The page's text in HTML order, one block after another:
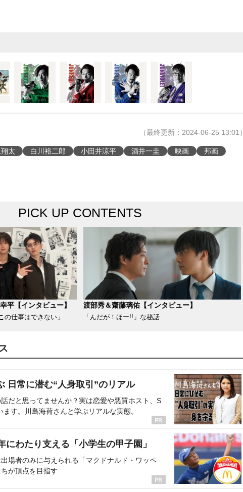
（最終更新：2024-06-25 13:01）
太 白川裕二郎 小田井涼平 酒井一圭 映画 邦画
PICK UP CONTENTS
平【インタビュー】
の仕事はできない」
渡部秀＆齋藤璃佑【インタビュー】
「んだが！ほー!!」な秘話
日常に潜む“人身取引”のリアル
話だと思ってませんか？実は恋愛や悪質ホスト、S
す。川島海荷さんと学ぶリアルな実態。
にわたり支える「小学生の甲子園」
場者のみに与えられる「マクドナルド・ワッペ
が頂点を目指す